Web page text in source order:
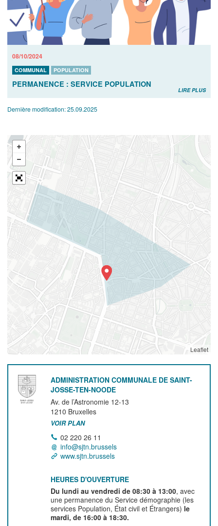
08/10/2024
COMMUNAL POPULATION
PERMANENCE : SERVICE POPULATION
LIRE PLUS
Dernière modification:25.09.2025
Leaflet
ADMINISTRATION COMMUNALE DE SAINT-
JOSSE-TEN-NOODE
Av. de l’Astronomie 12-13
1210 Bruxelles
VOIR PLAN
02 220 26 11
info@sjtn.brussels
www.sjtn.brussels
HEURES D'OUVERTURE
Du lundi au vendredi de 08:30 à 13:00, avec
une permanence du Service démographie (les
services Population, État civil et Étrangers) le
mardi, de 16:00 à 18:30.